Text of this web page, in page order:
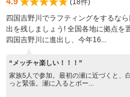
四国吉野川でラフティングをするな
出を残しましょう! 全国各地に拠点を
四国吉野川に進出し、今年16...
“メッチャ楽しい！！！”
家族5人で参加。最初の瀬に近づくと、
っと緊張。瀬に入るとボー...